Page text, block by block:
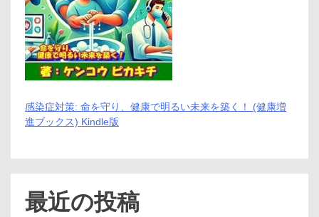
感染症対策: 命を守り、健康で明るい未来を築く！ (健康増
進ブックス) Kindle版
最近の投稿